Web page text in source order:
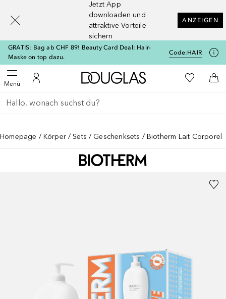
Jetzt App
downloaden und
attraktive Vorteile
sichern
ANZEIGEN
GRATIS: Bag ab CHF 89! Beauty Card Deal: Hair-
Maske on top dazu.
Code:HAIR
MenüMenü öffnenZu Meinem Kundenkonto
Zur Douglas Startseite
Zu Meiner
Gehe zurück
Suche ausführen
Homepage Körper Sets Geschenksets Biotherm Lait Corporel
[navigation.slideout.screenreader]